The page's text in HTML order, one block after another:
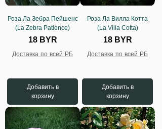
Роза Ла Зебра Пейшенс
(La Zebra Patience)
Цена
18 BYR
Доставка по всей РБ
Добавить в
корзину
Роза Ла Вилла Котта
(La Villa Cotta)
Цена
18 BYR
Доставка по всей РБ
Добавить в
корзину